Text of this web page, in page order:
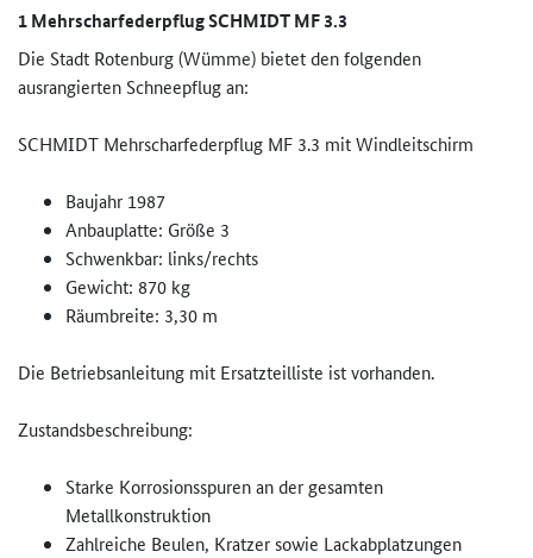
1 Mehrscharfederpflug SCHMIDT MF 3.3
Die Stadt Rotenburg (Wümme) bietet den folgenden
ausrangierten Schneepflug an:
SCHMIDT Mehrscharfederpflug MF 3.3 mit Windleitschirm
Baujahr 1987
Anbauplatte: Größe 3
Schwenkbar: links/rechts
Gewicht: 870 kg
Räumbreite: 3,30 m
Die Betriebsanleitung mit Ersatzteilliste ist vorhanden.
Zustandsbeschreibung:
Starke Korrosionsspuren an der gesamten
Metallkonstruktion
Zahlreiche Beulen, Kratzer sowie Lackabplatzungen